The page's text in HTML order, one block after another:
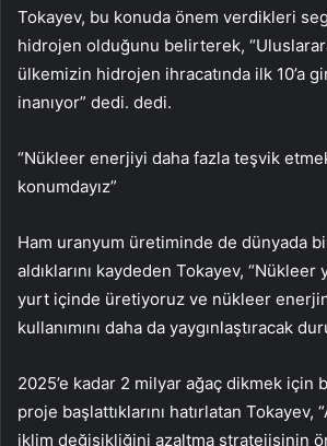
Tokayev, bu konuda önem verdikleri
hidrojen olduğunu belirterek,
ülkemizin hidrojen ihracatında ilk 10’a
inanıyor” dedi. dedi.
“Nükleer enerjiyi daha fazla teşvik
konumdayız”
Ham uranyum üretiminde de dünyada
aldıklarını kaydeden Tokayev,
yurt içinde üretiyoruz ve nükleer
kullanımını daha da yaygınlaştıracak
2025’e kadar 2 milyar ağaç dikmek için
proje başlattıklarını hatırlatan Tokayev,
iklim değişikliğini azaltma stratejisinin